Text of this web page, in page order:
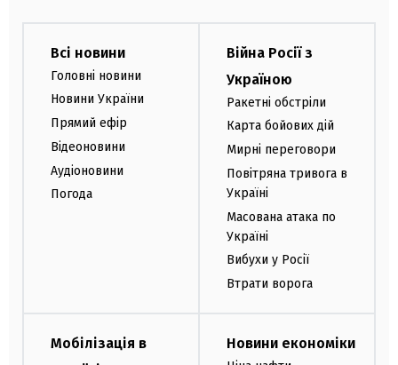
Всі новини
Головні новини
Новини України
Прямий ефір
Відеоновини
Аудіоновини
Погода
Війна Росії з
Україною
Ракетні обстріли
Карта бойових дій
Мирні переговори
Повітряна тривога в
Україні
Масована атака по
Україні
Вибухи у Росії
Втрати ворога
Мобілізація в
Новини економіки